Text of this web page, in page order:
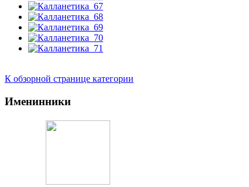
К обзорной странице категории
Именинники